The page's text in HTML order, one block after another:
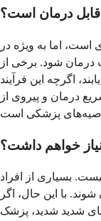
اما به ویژه در
درمان شود. برخی از
اگرچه این فرآیند
درمان و پیروی از
بسیاری از افراد
با این حال، اگر
شدید شدید، پزشک